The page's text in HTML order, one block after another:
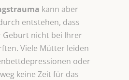
kann aber
entstehen, dass
Geburt nicht bei Ihrer
Viele Mütter leiden
oder
keine Zeit für das